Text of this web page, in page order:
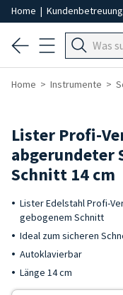
Home | Kundenbetreuung
Home Instrumente
Lister Profi-
abgerundeter
Schnitt 14 cm
Lister Edelstahl Profi-
gebogenem Schnitt
Ideal zum sicheren
Autoklavierbar
Länge 14 cm